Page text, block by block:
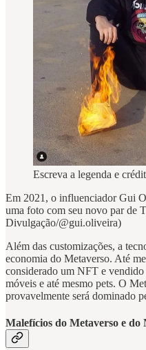
Escreva a legenda e
Em 2021, o influenciador Gui
uma foto com seu novo par de
Divulgação/@gui.oliveira)
Além das customizações, a
economia do Metaverso. Até
considerado um NFT e
móveis e até mesmo pets. O
provavelmente será dominado
Malefícios do Metaverso e do